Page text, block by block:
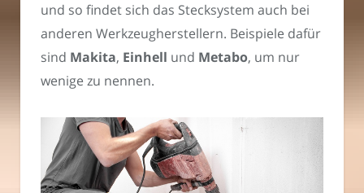
und so findet sich das Stecksystem auch bei
anderen Werkzeugherstellern. Beispiele dafür
sind Makita, Einhell und Metabo, um nur
wenige zu nennen.